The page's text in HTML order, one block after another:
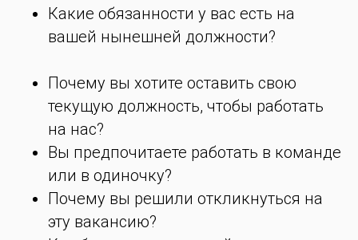
Какие обязанности у вас есть на
вашей нынешней должности?
Почему вы хотите оставить свою
текущую должность, чтобы работать
на нас?
Вы предпочитаете работать в команде
или в одиночку?
Почему вы решили откликнуться на
эту вакансию?